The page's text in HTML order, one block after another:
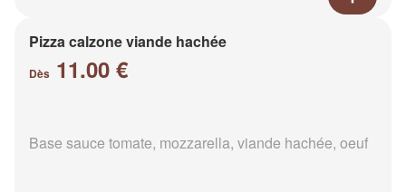
Pizza calzone viande hachée
Dès 11.00 €
Base sauce tomate, mozzarella, viande hachée, oeuf